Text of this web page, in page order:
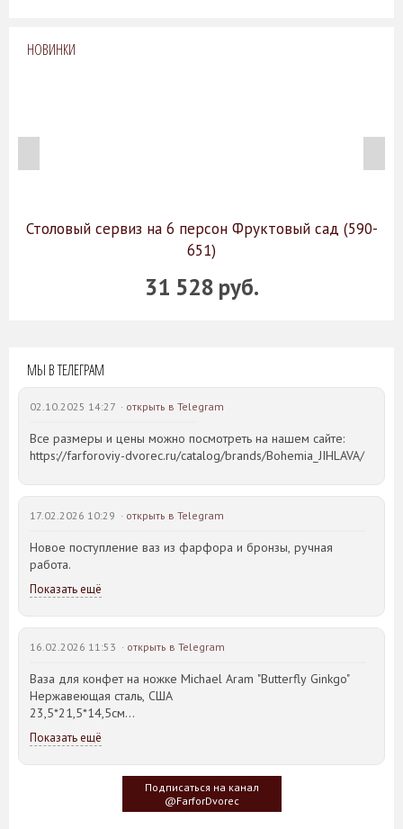
НОВИНКИ
Столовый сервиз на 6 персон Фруктовый сад (590-
651)
31 528 руб.
МЫ В ТЕЛЕГРАМ
02.10.2025 14:27 · открыть в Telegram
Все размеры и цены можно посмотреть на нашем сайте:
https://farforoviy-dvorec.ru/catalog/brands/Bohemia_JIHLAVA/
17.02.2026 10:29 · открыть в Telegram
Новое поступление ваз из фарфора и бронзы, ручная
работа.
Показать ещё
16.02.2026 11:53 · открыть в Telegram
Ваза для конфет на ножке Michael Aram "Butterfly Ginkgo"
Нержавеющая сталь, США
23,5*21,5*14,5см
Идея такого дизайна предметов сервировки стола пришла
создателю, когда он впервые увидел дерево Гинкго Билоба,
у которого растут двойные листья, напоминающие крылья
Показать ещё
Подписаться на канал
@FarforDvorec